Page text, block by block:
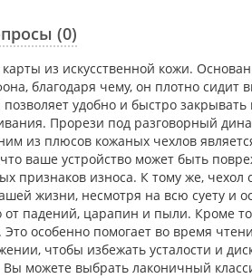
(0)
карты из искусственной кожи.
благодаря чему, он плотно сидит
удобно и быстро
Прорези под разговорный
из плюсов кожаных чехлов
ваше устройство может быть
признаков износа. К тому же,
жизни, несмотря на всю суету и
от падений, царапин и пыли. Кроме
особенно помогает во время
чтобы избежать усталости и
можете выбрать лаконичный